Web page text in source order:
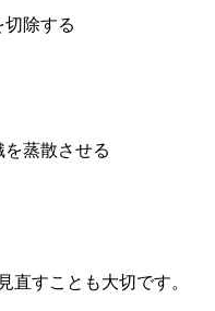
除する
蒸散させる
直すことも大切です。